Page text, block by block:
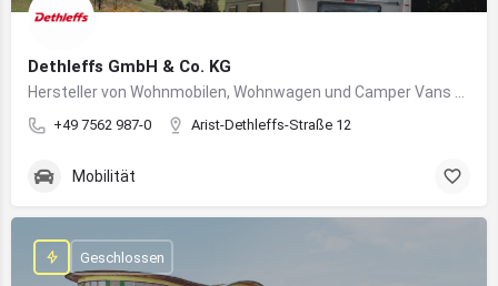
Dethleffs GmbH & Co. KG
+49 7562 987-0 Arist-Dethleffs-Straße 12
Mobilität
Geschlossen